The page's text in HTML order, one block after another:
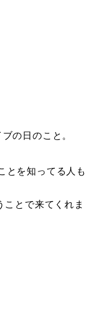
の日のこと。
とを知ってる人も
ことで来てくれま